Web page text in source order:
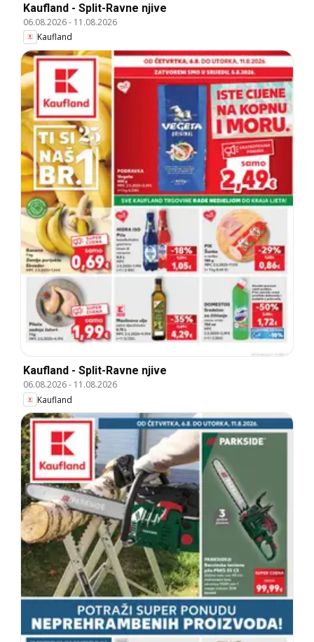
Kaufland - Split-Ravne njive
06.08.2026- 11.08.2026
Kaufland
Kaufland - Split-Ravne njive
06.08.2026- 11.08.2026
Kaufland